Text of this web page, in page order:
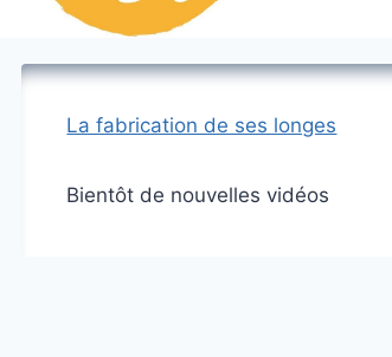
La fabrication de ses longes
Bientôt de nouvelles vidéos